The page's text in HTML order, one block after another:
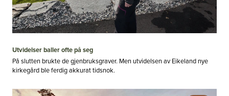
Utvidelser baller ofte på seg
På slutten brukte de gjenbruksgraver. Men utvidelsen av Eikeland nye
kirkegård ble ferdig akkurat tidsnok.